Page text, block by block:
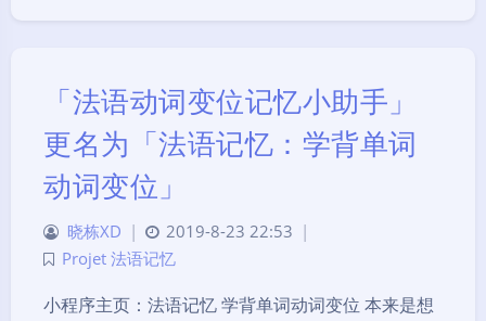
「法语动词变位记忆小助手」
更名为「法语记忆：学背单词
动词变位」
晓栋XD | 2019-8-23 22:53 |
Projet 法语记忆
小程序主页：法语记忆 学背单词动词变位 本来是想